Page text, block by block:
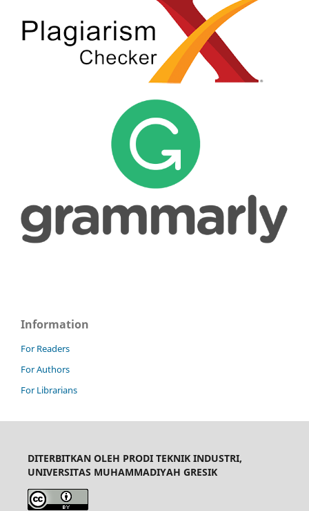
Information
For Readers
For Authors
For Librarians
DITERBITKAN OLEH PRODI TEKNIK INDUSTRI,
UNIVERSITAS MUHAMMADIYAH GRESIK